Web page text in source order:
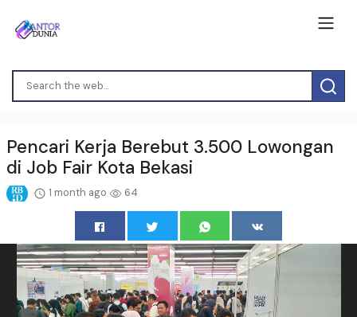
Pencari Kerja Berebut 3.500 Lowongan
di Job Fair Kota Bekasi
1 month ago 64